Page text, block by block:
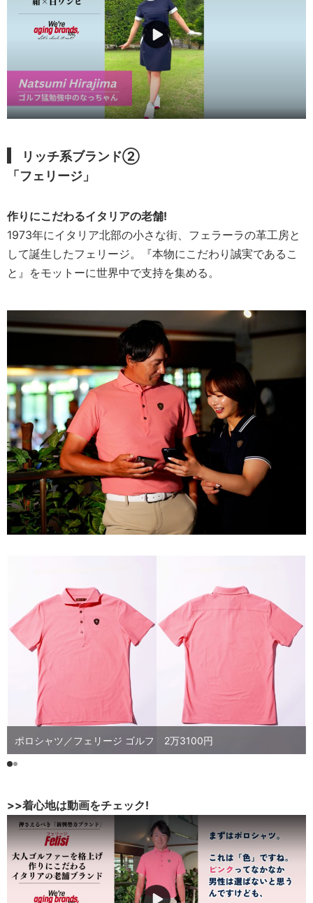
リッチ系ブランド②
「フェリージ」
作りにこだわるイタリアの老舗!
1973年にイタリア北部の小さな街、フェラーラの革工房と
して誕生したフェリージ。『本物にこだわり誠実であるこ
と』をモットーに世界中で支持を集める。
ポロシャツ／フェリージ ゴルフ 2万3100円
>>着心地は動画をチェック!